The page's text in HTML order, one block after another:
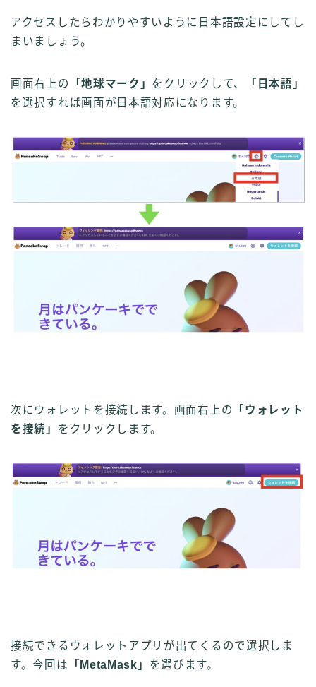
アクセスしたらわかりやすいように日本語設定にしてし
まいましょう。
画面右上の 「地球マーク」 をクリックして、
「日本語」
を選択すれば画面が日本語対応になります。
次にウォレットを接続します。画面右上の
「ウォレット
を接続」 をクリックします。
接続できるウォレットアプリが出てくるので選択しま
す。今回は 「MetaMask」 を選びます。